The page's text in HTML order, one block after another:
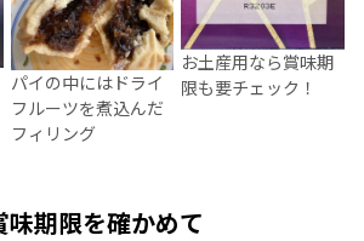
パイの中にはドライ
フルーツを煮込んだ
フィリング
お土産用なら賞味期
限も要チェック！
期限を確かめて